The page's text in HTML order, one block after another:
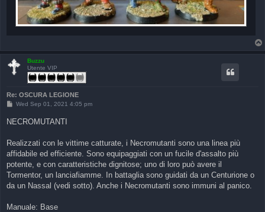
Buzzu
Utente VIP
Re: OSCURA LEGIONE
P
s
t
Wed Sep 01, 2021 4:05 pm
NECROMUTANTI
Realizzati con le vittime catturate, i Necromutanti sono una linea più
affidabile ed efficiente. Sono equipaggiati con un fucile d'assalto più
potente, e con caratteristiche dignitose; uno di loro può avere il
Tormentor, un lanciafiamme. In battaglia sono guidati da un Centurione o
da un Nassal (vedi sotto). Anche i Necromutanti sono immuni al panico.
Manuale: Base